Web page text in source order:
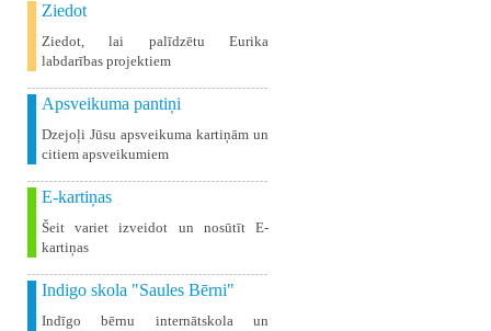
Ziedot
Ziedot, lai palīdzētu Eurika
labdarības projektiem
Apsveikuma pantiņi
Dzejoļi Jūsu apsveikuma kartiņām un
citiem apsveikumiem
E-kartiņas
Šeit variet izveidot un nosūtīt E-
kartiņas
Indigo skola "Saules Bērni"
Indīgo bērnu internātskola un